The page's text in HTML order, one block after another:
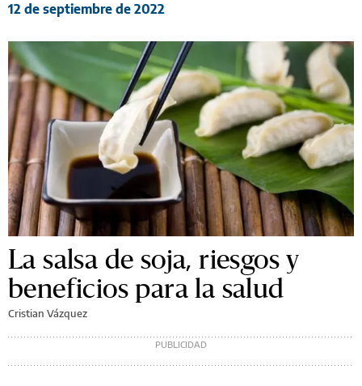
12 de septiembre de 2022
La salsa de soja, riesgos y
beneficios para la salud
Cristian Vázquez